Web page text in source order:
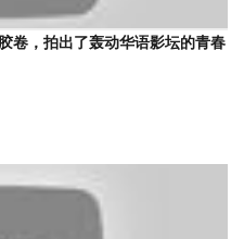
卷，拍出了轰动华语影坛的青春